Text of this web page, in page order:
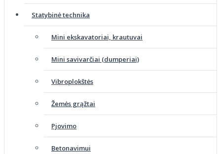
Statybinė technika
Mini ekskavatoriai, krautuvai
Mini savivarčiai (dumperiai)
Vibroplokštės
Žemės grąžtai
Pjovimo
Betonavimui